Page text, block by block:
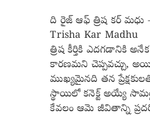
ది రైజ్ ఆఫ్ త్రిష కర్ మధు
Trisha Kar Madhu
త్రిష కీర్తికి ఎదగడానికి
కారణమని చెప్పవచ్చు,
ముఖ్యమైనది తన
స్థాయిలో కనెక్ట్ అయ్యే
కేవలం ఆమె జీవితాన్ని